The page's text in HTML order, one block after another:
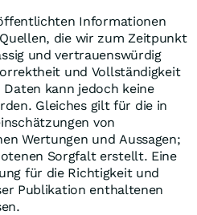
Informationen
die wir zum Zeitpunkt
und vertrauenswürdig
und Vollständigkeit
kann jedoch keine
Gleiches gilt für die in
von
Wertungen und Aussagen;
Sorgfalt erstellt. Eine
für die Richtigkeit und
Publikation enthaltenen